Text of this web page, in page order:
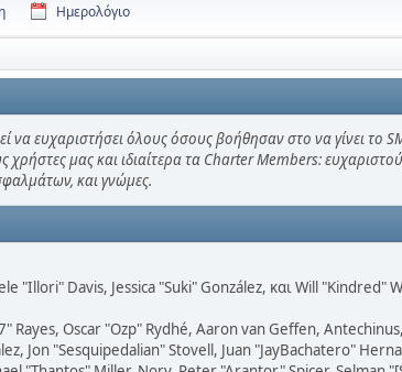
Ημερολόγιο
να ευχαριστήσει όλους όσους βοήθησαν στο να γίνει
χρήστες μας και ιδιαίτερα τα Charter Members:
και γνώμες.
"Illori" Davis, Jessica "Suki" González, και Will "Kindred"
Rayes, Oscar "Ozp" Rydhé, Aaron van Geffen,
Jon "Sesquipedalian" Stovell, Juan "JayBachatero"